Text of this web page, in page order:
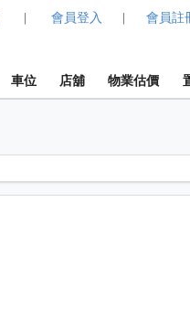
| 會員登入 | 會員註
車位 店舖 物業估價